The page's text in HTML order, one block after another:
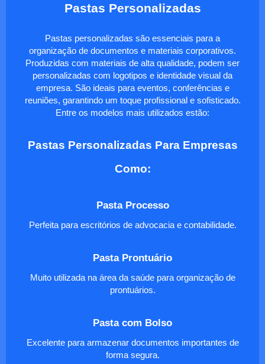
Pastas Personalizadas
Pastas personalizadas são essenciais para a
organização de documentos e materiais corporativos.
Produzidas com materiais de alta qualidade, podem ser
personalizadas com logotipos e identidade visual da
empresa. São ideais para eventos, conferências e
reuniões, garantindo um toque profissional e sofisticado.
Entre os modelos mais utilizados estão:
Pastas Personalizadas Para Empresas
Como:
Pasta Processo
Perfeita para escritórios de advocacia e contabilidade.
Pasta Prontuário
Muito utilizada na área da saúde para organização de
prontuários.
Pasta com Bolso
Excelente para armazenar documentos importantes de
forma segura.